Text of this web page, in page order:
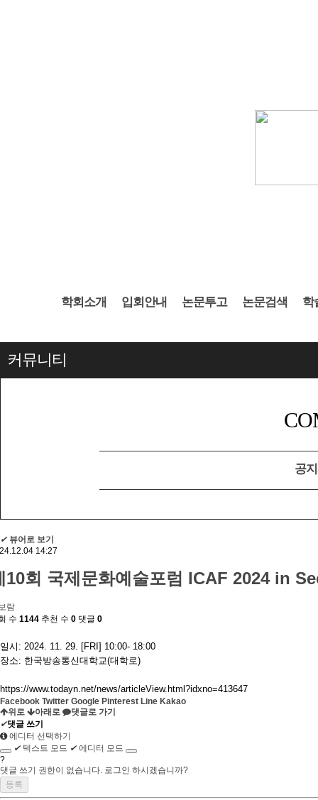
학회소개 입회안내 논문투고 논문검색 학
커뮤니티
공
✔ 뷰어로 보기
14:27
10회 국제문화예술포럼 ICAF 2024 in
람
수 1144 추천 수 0 댓글 0
일시: 2024. 11. 29. [FRI] 10:00- 18:00
장소: 한국방송통신대학교(대학로)
https://www.todayn.net/news/articleView.html?idxno=413647
Facebook Twitter Google Pinterest Line Kakao
위로
아래로
댓글로 가기
✔댓글 쓰기
에디터 선택하기
✔ 텍스트 모드 ✔에디터 모드
?
댓글 쓰기 권한이 없습니다. 로그인 하시겠습니까?